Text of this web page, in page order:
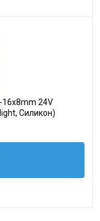
16x8mm 24V
Силикон)